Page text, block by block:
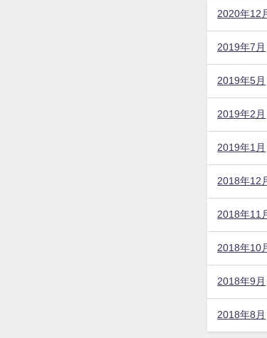
2020年12
2019年7月
2019年5月
2019年2月
2019年1月
2018年12
2018年11
2018年10
2018年9月
2018年8月